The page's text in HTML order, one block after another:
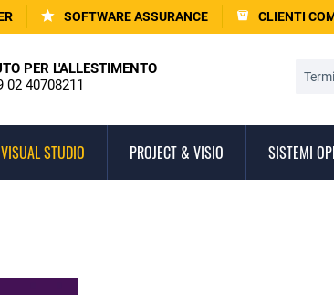
SOFTWARE ASSURANCE CLIENTI
PER L'ALLESTIMENTO
02 40708211
VISUAL STUDIO PROJECT & VISIO SISTEMI